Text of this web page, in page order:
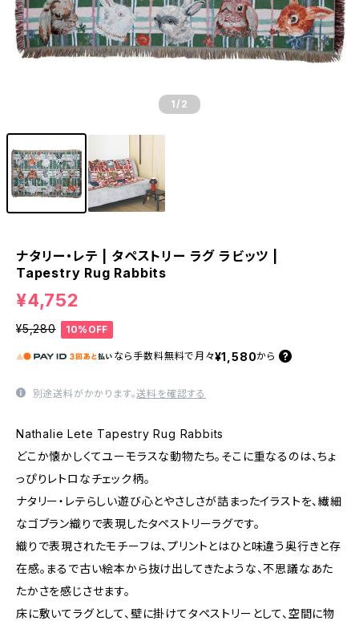
1 /2
ナタリー・レテ | タペストリー ラグ ラビッツ |
Tapestry Rug Rabbits
¥4,752
¥5,280 10%OFF
なら 手数料無料で 月々¥1,580から
別途送料がかかります。送料を確認する
Nathalie Lete Tapestry Rug Rabbits
どこか懐かしくてユーモラスな動物たち。そこに重なるのは、ちょ
っぴりレトロなチェック柄。
ナタリー・レテらしい遊び心とやさしさが詰まったイラストを、繊細
なゴブラン織りで表現したタペストリーラグです。
織りで表現されたモチーフは、プリントとはひと味違う奥行きと存
在感。まるで古い絵本から抜け出してきたような、不思議なあた
たかさを感じさせます。
床に敷いてラグとして、壁に掛けてタペストリーとして、空間に物